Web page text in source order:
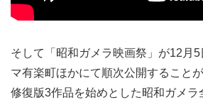
そして「昭和ガメラ映画祭」が12月
マ有楽町ほかにて順次公開すること
修復版3作品を始めとした昭和ガメラ